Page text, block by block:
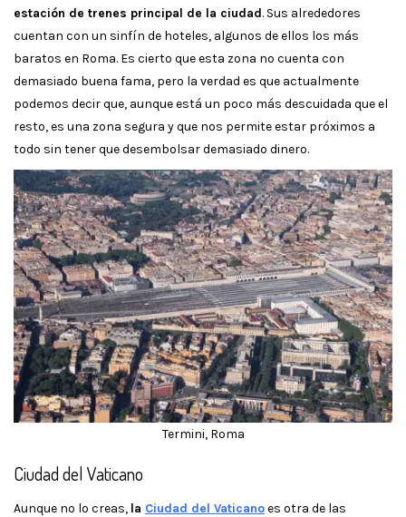
estación de trenes principal de la ciudad. Sus alrededores
cuentan con un sinfín de hoteles, algunos de ellos los más
baratos en Roma. Es cierto que esta zona no cuenta con
demasiado buena fama, pero la verdad es que actualmente
podemos decir que, aunque está un poco más descuidada que el
resto, es una zona segura y que nos permite estar próximos a
todo sin tener que desembolsar demasiado dinero.
Termini, Roma
Ciudad del Vaticano
Aunque no lo creas, la Ciudad del Vaticanoes otra de las